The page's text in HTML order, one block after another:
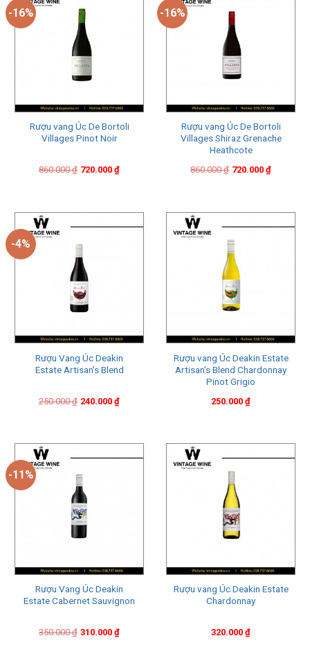
-16%
Rượu vang Úc De Bortoli
Villages Pinot Noir
860.000₫
Original
720.000 ₫
Current
-16%
Rượu vang Úc De Bortoli
Villages Shiraz Grenache
Heathcote
860.000₫
Original
720.000 ₫
Current
-4%
Rượu Vang Úc Deakin
Estate Artisan’s Blend
250.000₫
Original
240.000 ₫
Current
Rượu vang Úc Deakin Estate
Artisan’s Blend Chardonnay
Pinot Grigio
250.000 ₫
-11%
Rượu Vang Úc Deakin
Estate Cabernet Sauvignon
350.000₫
Original
310.000 ₫
Current
Rượu vang Úc Deakin Estate
Chardonnay
320.000 ₫